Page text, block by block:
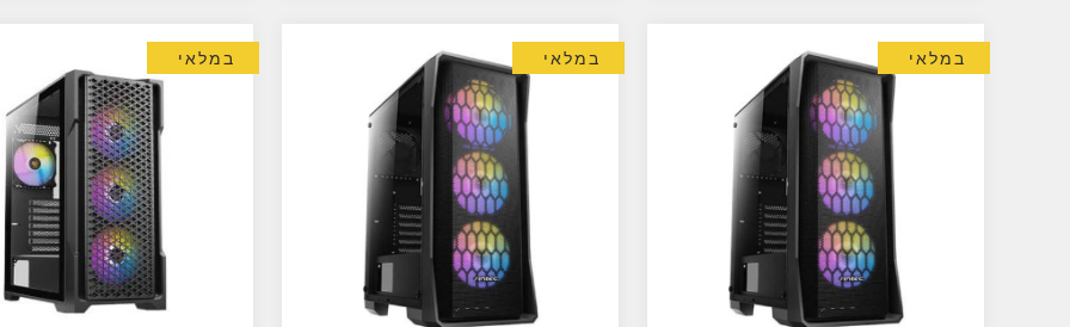
במלאי במלאי במלאי